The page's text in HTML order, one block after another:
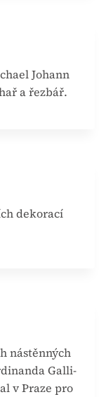
Johann
a řezbář.
dekorací
nástěnných
Galli-
v Praze pro